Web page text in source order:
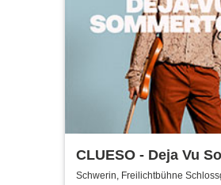
CLUESO - Deja Vu
Open Air
Schwerin, Freilichtbühne